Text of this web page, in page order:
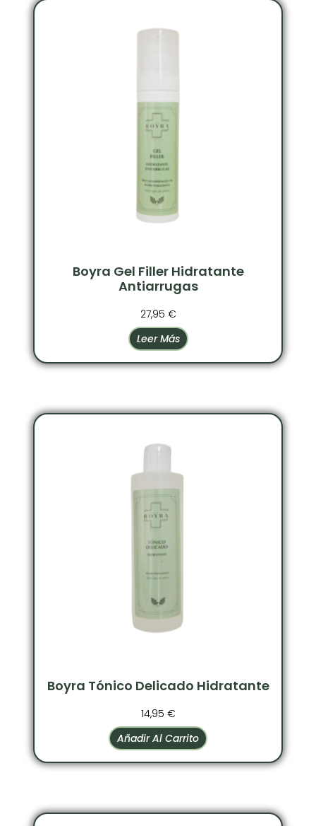
Boyra Gel Filler Hidratante
Antiarrugas
27,95 €
Leer Más
Boyra Tónico Delicado Hidratante
14,95 €
Añadir Al Carrito